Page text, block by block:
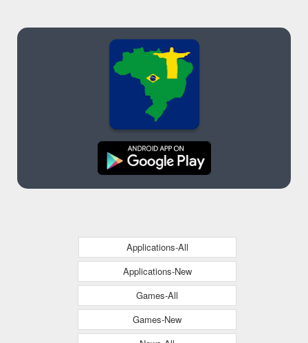
Applications-All
Applications-New
Games-All
Games-New